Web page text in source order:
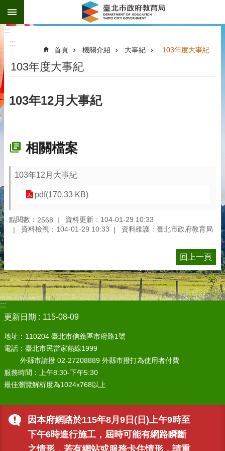
跳到主要內容區塊
因本府網路於115年8月9日(日)上午9時至
下午6時進行施工，屆時可能有網路瞬斷
之情形，若有網站或服務卡住情形，請重
:::
:::
首頁 機關介紹 大事紀 103年度大事紀
103年度大事紀
103年12月大事紀
相關檔案
103年12月大事紀
pdf(170.33 KB)
點閱數： 2568
資料更新：104-01-29 10:33
資料檢視：104-01-29 10:33
資料維護：臺北市政府教育局
回上一頁
:::
更新日期
115-08-09
地址：110204 臺北市信義區市府路1號
電話：臺北市民當家熱線1999
外縣市請撥 02-27208889 外縣市撥打為使用者付費
服務時間：上午8:30-下午5:30
最佳瀏覽解析度為1024x768以上